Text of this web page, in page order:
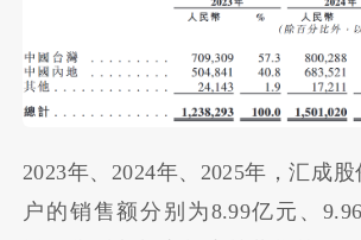
2023年、2024年、2025年，汇成
户的销售额分别为8.99亿元 、